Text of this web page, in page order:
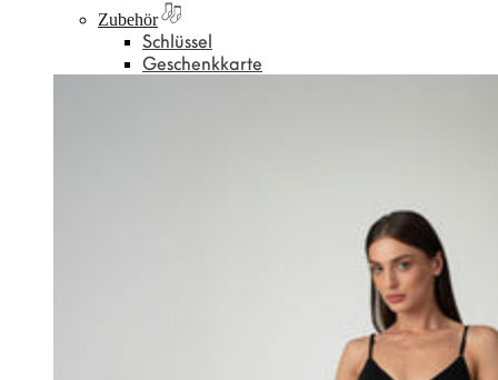
Zubehör
Schlüssel
Geschenkkarte